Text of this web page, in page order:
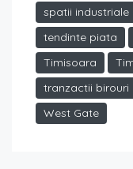
spatii industriale
tendinte piata
Timisoara
tranzactii birouri
West Gate